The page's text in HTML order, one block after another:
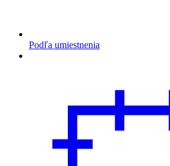
Podľa umiestnenia